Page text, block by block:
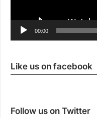
00:00
Like us on facebook
Follow us on Twitter